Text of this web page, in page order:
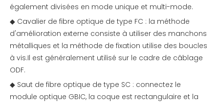
également divisées en mode unique et multi-mode.
◆ Cavalier de fibre optique de type FC : la méthode
d'amélioration externe consiste à utiliser des manchons
métalliques et la méthode de fixation utilise des boucles
à vis.Il est généralement utilisé sur le cadre de câblage
ODF.
◆ Saut de fibre optique de type SC : connectez le
module optique GBIC, la coque est rectangulaire et la